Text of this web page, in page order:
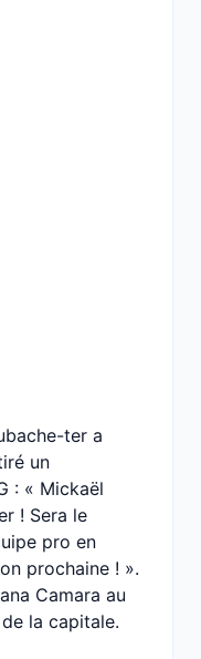
ter a
un
: « Mickaël
! Sera le
pro en
prochaine ! ».
Camara au
la capitale.